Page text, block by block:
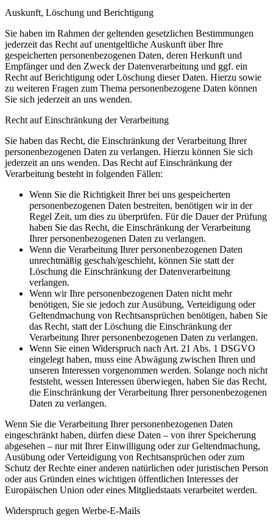
Auskunft, Löschung und Berichtigung
Sie haben im Rahmen der geltenden gesetzlichen Bestimmungen
jederzeit das Recht auf unentgeltliche Auskunft über Ihre
gespeicherten personenbezogenen Daten, deren Herkunft und
Empfänger und den Zweck der Datenverarbeitung und ggf. ein
Recht auf Berichtigung oder Löschung dieser Daten. Hierzu sowie
zu weiteren Fragen zum Thema personenbezogene Daten können
Sie sich jederzeit an uns wenden.
Recht auf Einschränkung der Verarbeitung
Sie haben das Recht, die Einschränkung der Verarbeitung Ihrer
personenbezogenen Daten zu verlangen. Hierzu können Sie sich
jederzeit an uns wenden. Das Recht auf Einschränkung der
Verarbeitung besteht in folgenden Fällen:
Wenn Sie die Richtigkeit Ihrer bei uns gespeicherten
personenbezogenen Daten bestreiten, benötigen wir in der
Regel Zeit, um dies zu überprüfen. Für die Dauer der Prüfung
haben Sie das Recht, die Einschränkung der Verarbeitung
Ihrer personenbezogenen Daten zu verlangen.
Wenn die Verarbeitung Ihrer personenbezogenen Daten
unrechtmäßig geschah/geschieht, können Sie statt der
Löschung die Einschränkung der Datenverarbeitung
verlangen.
Wenn wir Ihre personenbezogenen Daten nicht mehr
benötigen, Sie sie jedoch zur Ausübung, Verteidigung oder
Geltendmachung von Rechtsansprüchen benötigen, haben Sie
das Recht, statt der Löschung die Einschränkung der
Verarbeitung Ihrer personenbezogenen Daten zu verlangen.
Wenn Sie einen Widerspruch nach Art. 21 Abs. 1 DSGVO
eingelegt haben, muss eine Abwägung zwischen Ihren und
unseren Interessen vorgenommen werden. Solange noch nicht
feststeht, wessen Interessen überwiegen, haben Sie das Recht,
die Einschränkung der Verarbeitung Ihrer personenbezogenen
Daten zu verlangen.
Wenn Sie die Verarbeitung Ihrer personenbezogenen Daten
eingeschränkt haben, dürfen diese Daten – von ihrer Speicherung
abgesehen – nur mit Ihrer Einwilligung oder zur Geltendmachung,
Ausübung oder Verteidigung von Rechtsansprüchen oder zum
Schutz der Rechte einer anderen natürlichen oder juristischen Person
oder aus Gründen eines wichtigen öffentlichen Interesses der
Europäischen Union oder eines Mitgliedstaats verarbeitet werden.
Widerspruch gegen Werbe-E-Mails